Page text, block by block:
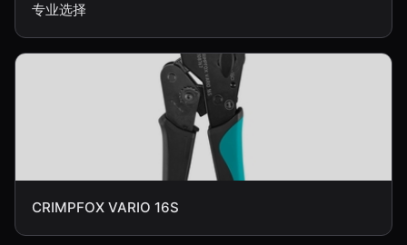
专业选择
CRIMPFOX VARIO 16S